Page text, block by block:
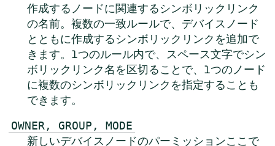
作成するノードに関連するシンボリックリンク
の名前。複数の一致ルールで、デバイスノード
とともに作成するシンボリックリンクを追加で
きます。1つのルール内で、スペース文字でシン
ボリックリンク名を区切ることで、1つのノード
に複数のシンボリックリンクを指定することも
できます。
OWNER, GROUP, MODE
新しいデバイスノードのパーミッションここで